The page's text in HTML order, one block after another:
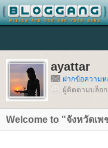
ayattar
ฝากข้อความห
ผู้ติดตามบล็อ
Welcome to "จังหวัดเพ